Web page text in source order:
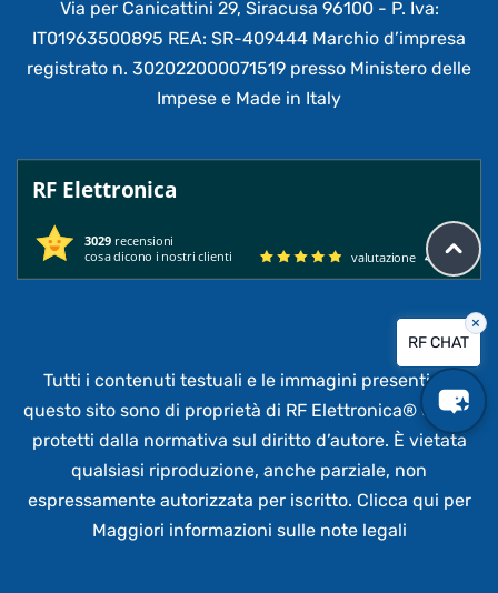
Via per Canicattini 29, Siracusa 96100 - P. Iva:
IT01963500895 REA: SR-409444 Marchio d’impresa
registrato n. 302022000071519 presso Ministero delle
Impese e Made in Italy
RF Elettronica
3029 recensioni
cosa dicono i nostri clienti
valutazione 4.95/ 5
Tutti i contenuti testuali e le immagini presenti su
questo sito sono di proprietà di RF Elettronica®e sono
protetti dalla normativa sul diritto d’autore. È vietata
qualsiasi riproduzione, anche parziale, non
espressamente autorizzata per iscritto. Clicca qui per
Maggiori informazioni sulle note legali
RF CHAT
×